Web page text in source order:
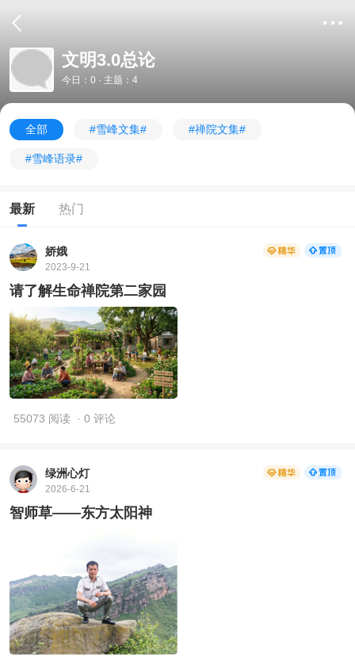
文明3.0总论
今日：0 · 主题：4
全部 #雪峰文集# #禅院文集#
#雪峰语录#
最新 热门
娇娥
2023-9-21
请了解生命禅院第二家园
55073 阅读 · 0 评论
绿洲心灯
2026-6-21
智师草——东方太阳神